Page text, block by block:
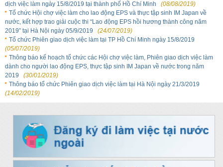
dịch việc làm ngày 15/8/2019 tại thành phố Hồ Chí Minh
(08/08/2019)
Tổ chức Hội chợ việc làm cho lao động EPS và thực tập sinh IM Japan về
nước, kết hợp trao giải cuộc thi “Lao động EPS hồi hương thành công năm
2019” tại Hà Nội ngày 05/9/2019
(24/07/2019)
Tổ chức Phiên giao dịch việc làm tại TP Hồ Chí Minh ngày 15/8/2019
(05/07/2019)
Thông báo kế hoạch tổ chức các Hội chợ việc làm, Phiên giao dịch việc làm
dành cho người lao động EPS, thực tập sinh IM Japan về nước trong năm
2019
(30/01/2019)
Thông báo tổ chức Phiên giao dịch việc làm tại Hà Nội ngày 21/3/2019
(14/02/2019)